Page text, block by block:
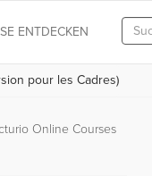
ENTDECKEN
pour les Cadres)
Online Courses